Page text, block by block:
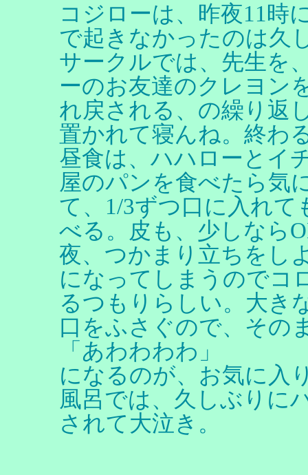
コジローは、昨夜11時
で起きなかったのは久
サークルでは、先生を
ーのお友達のクレヨン
れ戻される、の繰り返
置かれて寝んね。終わ
昼食は、ハハローとイ
屋のパンを食べたら気
て、1/3ずつ口に入れ
べる。皮も、少しなら
夜、つかまり立ちをし
になってしまうのでコ
るつもりらしい。大き
口をふさぐので、その
「あわわわわ」
になるのが、お気に入
風呂では、久しぶりに
されて大泣き。